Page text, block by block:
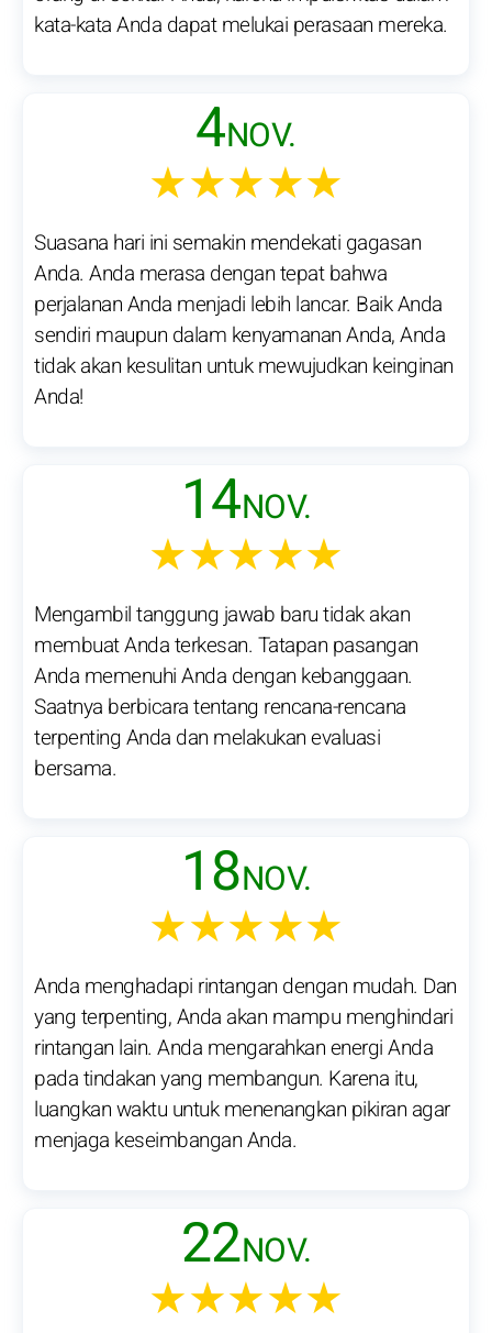
kata-kata Anda dapat melukai perasaan mereka.
4NOV.
★★★★★
Suasana hari ini semakin mendekati gagasan
Anda. Anda merasa dengan tepat bahwa
perjalanan Anda menjadi lebih lancar. Baik Anda
sendiri maupun dalam kenyamanan Anda, Anda
tidak akan kesulitan untuk mewujudkan keinginan
Anda!
14NOV.
★★★★★
Mengambil tanggung jawab baru tidak akan
membuat Anda terkesan. Tatapan pasangan
Anda memenuhi Anda dengan kebanggaan.
Saatnya berbicara tentang rencana-rencana
terpenting Anda dan melakukan evaluasi
bersama.
18NOV.
★★★★★
Anda menghadapi rintangan dengan mudah. Dan
yang terpenting, Anda akan mampu menghindari
rintangan lain. Anda mengarahkan energi Anda
pada tindakan yang membangun. Karena itu,
luangkan waktu untuk menenangkan pikiran agar
menjaga keseimbangan Anda.
22NOV.
★★★★★